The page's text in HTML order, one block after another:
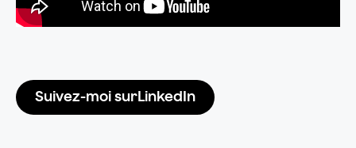
Suivez-moi surLinkedIn